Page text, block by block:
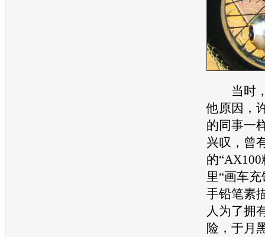
当时，
他原因，
的同事一
兴叹，曾
的
里“画车
手铅笔素
人为了拥
险，于月